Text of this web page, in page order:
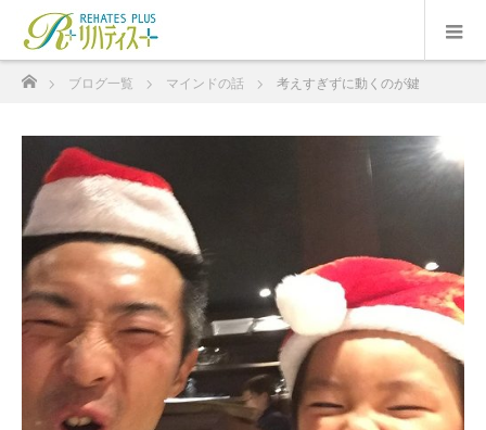
ブログ一覧 マインドの話 考えすぎずに動くのが鍵